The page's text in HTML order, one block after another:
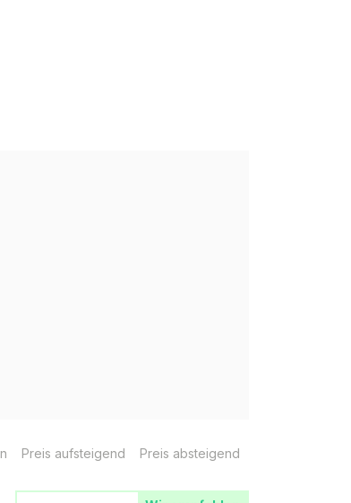
Preis aufsteigend Preis absteigend